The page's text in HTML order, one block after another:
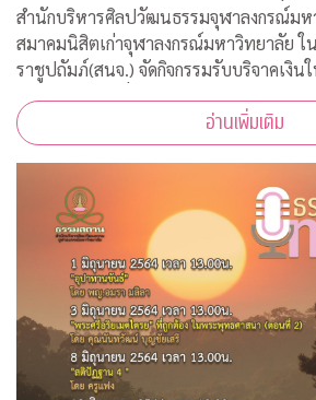
สำนักบริหารศิลปวัฒนธรรมจุฬาลงกรณ์มห
สมาคมนิสิตเก่าจุฬาลงกรณ์มหาวิทยาลัย ใ
ราชูปถัมภ์(สนจ.) จัดกิจกรรมรับบริจาคเงินใ
กับภาพสวย” เพื่อสนับสนุนบุคลากรทาง
เดือดร้อนจากโควิด-19
อ่านเพิ่มเติม